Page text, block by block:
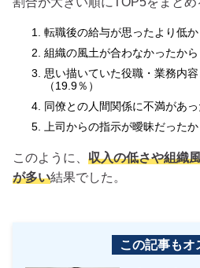
転職後の給与が思ったより低か
組織の風土が合わなかったから
思い描いていた役職・業務内
（19.9％）
同僚との人間関係に不満があっ
上司からの指示が曖昧だったか
このように、 収入の低さや組織
が多い結果でした。
この記事もオ